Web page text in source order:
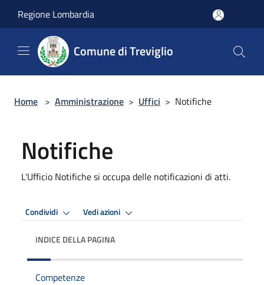
Regione Lombardia
Comune di Treviglio
Home > Amministrazione > Uffici > Notifiche
Notifiche
L'Ufficio Notifiche si occupa delle notificazioni di atti.
Condividi Vedi azioni
INDICE DELLA PAGINA
Competenze